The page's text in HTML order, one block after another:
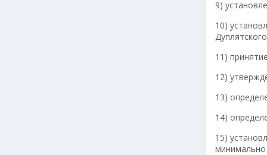
9)
10)
11)
12)
13)
14)
15)